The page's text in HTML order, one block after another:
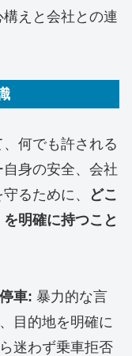
えと会社との連
何でも許される
身の安全、会社
るために、
どこ
明確に持つこと
車: 暴力的な言
目的地を明確に
迷わず乗車拒否